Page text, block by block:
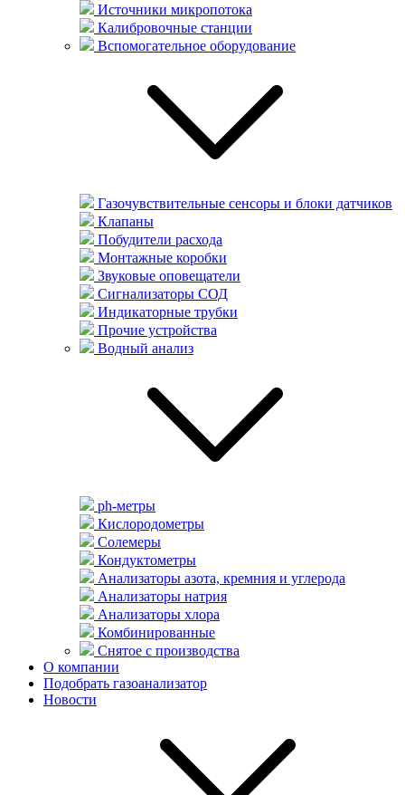
Источники микропотока
Калибровочные станции
Вспомогательное оборудование
Газочувствительные сенсоры и блоки датчиков
Клапаны
Побудители расхода
Монтажные коробки
Звуковые оповещатели
Сигнализаторы СОД
Индикаторные трубки
Прочие устройства
Водный анализ
ph-метры
Кислородометры
Солемеры
Кондуктометры
Анализаторы азота, кремния и углерода
Анализаторы натрия
Анализаторы хлора
Комбинированные
Снятое с производства
О компании
Подобрать газоанализатор
Новости